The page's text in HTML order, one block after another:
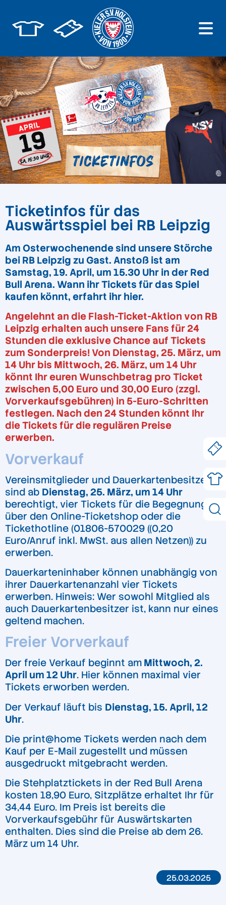
Ticketinfos für das
Auswärtsspiel bei RB Leipzig
Am Osterwochenende sind unsere Störche
bei RB Leipzig zu Gast. Anstoß ist am
Samstag, 19. April, um 15.30 Uhr in der Red
Bull Arena. Wann ihr Tickets für das Spiel
kaufen könnt, erfahrt ihr hier.
Angelehnt an die Flash-Ticket-Aktion von RB
Leipzig erhalten auch unsere Fans für 24
Stunden die exklusive Chance auf Tickets
zum Sonderpreis! Von Dienstag, 25. März, um
14 Uhr bis Mittwoch, 26. März, um 14 Uhr
könnt Ihr euren Wunschbetrag pro Ticket
zwischen 5,00 Euro und 30,00 Euro (zzgl.
Vorverkaufsgebühren) in 5-Euro-Schritten
festlegen. Nach den 24 Stunden könnt Ihr
die Tickets für die regulären Preise
erwerben.
Vorverkauf
Vereinsmitglieder und Dauerkartenbesitzer
sind ab Dienstag, 25. März, um 14 Uhr
berechtigt, vier Tickets für die Begegnung
über den Online-Ticketshop oder die
Tickethotline (01806-570029 ((0,20
Euro/Anruf inkl. MwSt. aus allen Netzen)) zu
erwerben.
Dauerkarteninhaber können unabhängig von
ihrer Dauerkartenanzahl vier Tickets
erwerben. Hinweis: Wer sowohl Mitglied als
auch Dauerkartenbesitzer ist, kann nur eines
geltend machen.
Freier Vorverkauf
Der freie Verkauf beginnt am Mittwoch, 2.
April um 12 Uhr. Hier können maximal vier
Tickets erworben werden.
Der Verkauf läuft bis Dienstag, 15. April, 12
Uhr.
Die print@home Tickets werden nach dem
Kauf per E-Mail zugestellt und müssen
ausgedruckt mitgebracht werden.
Die Stehplatztickets in der Red Bull Arena
kosten 18,90 Euro, Sitzplätze erhaltet Ihr für
34,44 Euro. Im Preis ist bereits die
Vorverkaufsgebühr für Auswärtskarten
enthalten. Dies sind die Preise ab dem 26.
März um 14 Uhr.
25.03.2025